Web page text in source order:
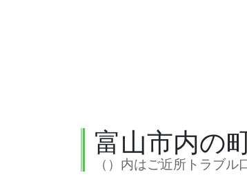
富山市内の
（）内はご近所トラブル